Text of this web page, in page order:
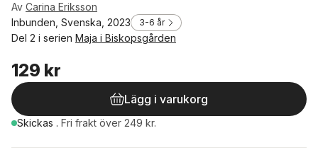
Av Carina Eriksson
Inbunden, Svenska, 2023
3-6 år
Del 2 i serien Maja i Biskopsgården
129 kr
Lägg i varukorg
Skickas . Fri frakt över 249 kr.